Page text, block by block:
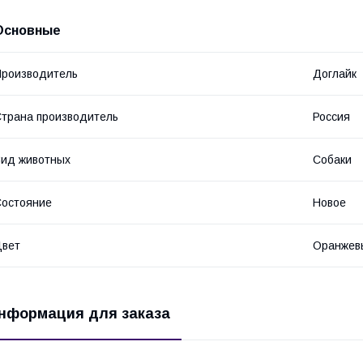
Доглайк
производитель Россия
животных Собаки
Новое
для заказа